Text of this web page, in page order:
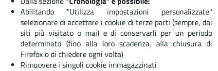
Abilitando "Utilizza impostazioni personalizzate"
selezionare di accettare i cookie di terze parti (sempre, dai
siti più visitato o mai) e di conservarli per un periodo
determinato (fino alla loro scadenza, alla chiusura di
Firefox o di chiedere ogni volta)
Rimuovere i singoli cookie immagazzinati